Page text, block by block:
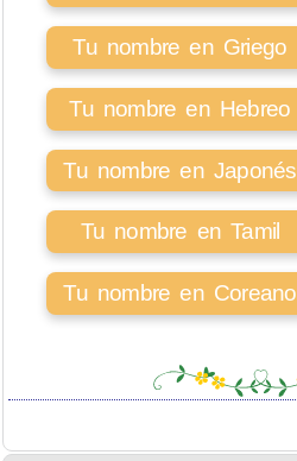
Tu nombre en Griego
Tu nombre en Hebreo
Tu nombre en Japonés
Tu nombre en Tamil
Tu nombre en Coreano